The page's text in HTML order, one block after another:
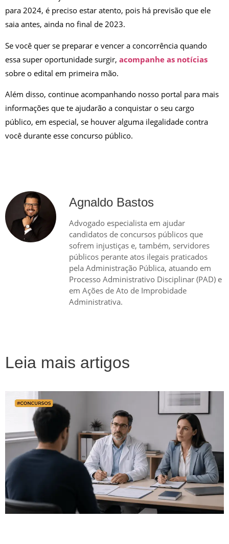
para 2024, é preciso estar atento, pois há previsão que ele
saia antes, ainda no final de 2023.
Se você quer se preparar e vencer a concorrência quando
essa super oportunidade surgir, acompanhe as notícias
sobre o edital em primeira mão.
Além disso, continue acompanhando nosso portal para mais
informações que te ajudarão a conquistar o seu cargo
público, em especial, se houver alguma ilegalidade contra
você durante esse concurso público.
Agnaldo Bastos
Advogado especialista em ajudar
candidatos de concursos públicos que
sofrem injustiças e, também, servidores
públicos perante atos ilegais praticados
pela Administração Pública, atuando em
Processo Administrativo Disciplinar (PAD) e
em Ações de Ato de Improbidade
Administrativa.
Leia mais artigos